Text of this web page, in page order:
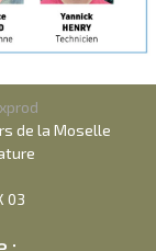
de la Moselle
03